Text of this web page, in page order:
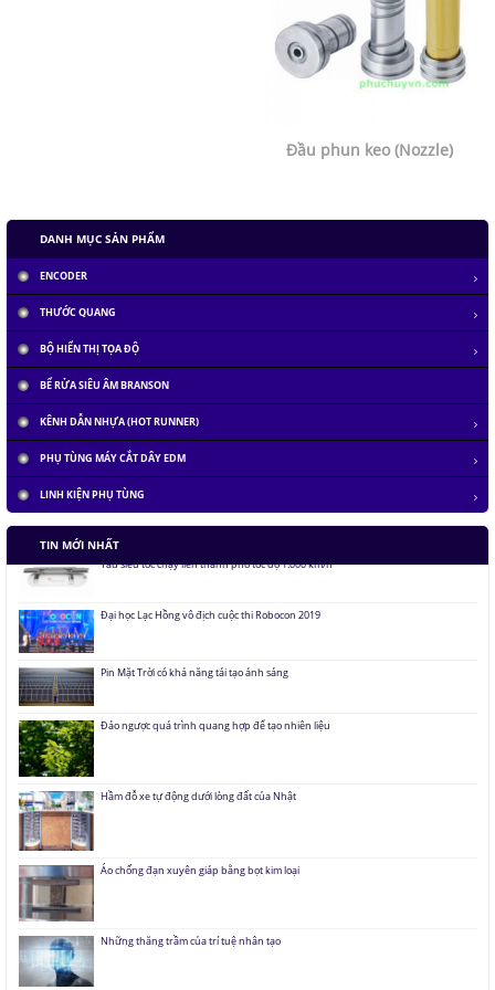
Đầu phun keo (Nozzle)
DANH MỤC SẢN PHẨM
ENCODER
THƯỚC QUANG
BỘ HIỂN THỊ TỌA ĐỘ
BỂ RỬA SIÊU ÂM BRANSON
KÊNH DẪN NHỰA (HOT RUNNER)
PHỤ TÙNG MÁY CẮT DÂY EDM
LINH KIỆN PHỤ TÙNG
TIN MỚI NHẤT
Tàu siêu tốc chạy liên thành phố tốc độ 1.000 km/h